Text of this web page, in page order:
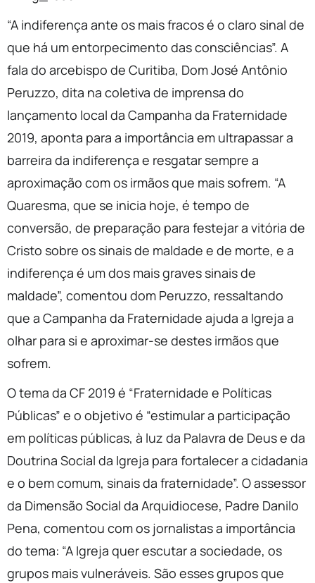
“A indiferença ante os mais fracos é o claro sinal de
que há um entorpecimento das consciências”. A
fala do arcebispo de Curitiba, Dom José Antônio
Peruzzo, dita na coletiva de imprensa do
lançamento local da Campanha da Fraternidade
2019, aponta para a importância em ultrapassar a
barreira da indiferença e resgatar sempre a
aproximação com os irmãos que mais sofrem. “A
Quaresma, que se inicia hoje, é tempo de
conversão, de preparação para festejar a vitória de
Cristo sobre os sinais de maldade e de morte, e a
indiferença é um dos mais graves sinais de
maldade”, comentou dom Peruzzo, ressaltando
que a Campanha da Fraternidade ajuda a Igreja a
olhar para si e aproximar-se destes irmãos que
sofrem.
O tema da CF 2019 é “Fraternidade e Políticas
Públicas” e o objetivo é “estimular a participação
em políticas públicas, à luz da Palavra de Deus e da
Doutrina Social da Igreja para fortalecer a cidadania
e o bem comum, sinais da fraternidade”. O assessor
da Dimensão Social da Arquidiocese, Padre Danilo
Pena, comentou com os jornalistas a importância
do tema: “A Igreja quer escutar a sociedade, os
grupos mais vulneráveis. São esses grupos que